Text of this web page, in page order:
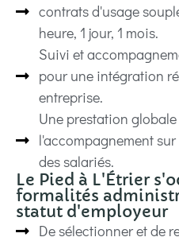
contrats d'usage
heure, 1 jour, 1 mois.
Suivi et
pour une intégration
entreprise.
Une prestation
l'accompagnement
des salariés.
Le Pied à L'Étrier
formalités
statut d'employeur
De sélectionner et de